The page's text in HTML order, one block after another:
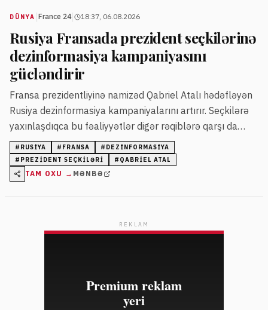
DÜNYA France 24| 18:37, 06.08.2026
Rusiya Fransada prezident seçkilərinə
dezinformasiya kampaniyasını
gücləndirir
Fransa prezidentliyinə namizəd Qabriel Atalı hədəfləyən
Rusiya dezinformasiya kampaniyalarını artırır. Seçkilərə
yaxınlaşdıqca bu fəaliyyətlər digər rəqiblərə qarşı da
davam edir.
# RUSIYA # FRANSA # DEZINFORMASIYA
# PREZIDENT SEÇKILƏRI # QABRIEL ATAL
TAM OXU → MƏNBƏ
REKLAM